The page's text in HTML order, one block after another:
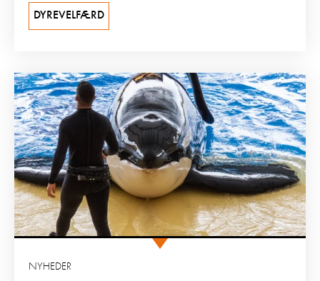
DYREVELFÆRD
NYHEDER